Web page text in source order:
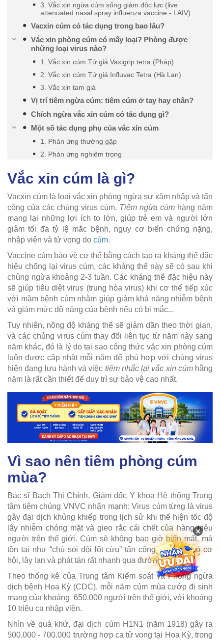
3. Vắc xin ngừa cúm sống giảm độc lực (live
attenuated nasal spray influenza vaccine - LAIV)
Vacxin cúm có tác dụng trong bao lâu?
Vắc xin phòng cúm có mấy loại? Phòng được
những loại virus nào?
1. Vắc xin cúm Tứ giá Vaxigrip tetra (Pháp)
2. Vắc xin cúm Tứ giá Influvac Tetra (Hà Lan)
3. Vắc xin tam giá
Vị trí tiêm ngừa cúm: tiêm cúm ở tay hay chân?
Chích ngừa vắc xin cúm có tác dụng gì?
Một số tác dụng phụ của vắc xin cúm
1. Phản ứng thường gặp
2. Phản ứng nghiêm trọng
Vắc xin cúm là gì?
Vacxin cúm là loại vắc xin phòng ngừa sự xâm nhập và tấn
công của các chủng virus cúm. Tiêm ngừa cúm hàng năm
mang lại những lợi ích to lớn, giúp trẻ em và người lớn
giảm tối đa tỷ lệ mắc bệnh, nguy cơ biến chứng nặng,
nhập viện và tử vong do cúm.
Vaccine cúm bảo vệ cơ thể bằng cách tạo ra kháng thể đặc
hiệu chống lại virus cúm, các kháng thể này sẽ có sau khi
chủng ngừa khoảng 2-3 tuần. Các kháng thể đặc hiệu này
sẽ giúp tiêu diệt virus (trung hòa virus) khi cơ thể tiếp xúc
với mầm bệnh cúm nhằm giúp giảm khả năng nhiễm bệnh
và giảm mức độ nặng của bệnh nếu có bị mắc...
Tuy nhiên, nồng độ kháng thể sẽ giảm dần theo thời gian,
và các chủng virus cúm thay đổi liên tục từ năm này sang
năm khác, đó là lý do tại sao công thức vắc xin phòng cúm
luôn được cập nhật mỗi năm để phù hợp với chủng virus
hiện đang lưu hành và việc tiêm nhắc lại vắc xin cúmhằng
năm là rất cần thiết để duy trì sự bảo vệ cao nhất.
Vì sao nên tiêm phòng cúm
mùa?
Bác sĩ Bạch Thị Chính, Giám đốc Y khoa Hệ thống Trung
tâm tiêm chủng VNVC nhấn mạnh: Virus cúm từng là virus
gây đại dịch khủng khiếp trong lịch sử khi thể hiện tốc độ
lây nhiễm chóng mặt và gieo rắc cái chết của hàng triệu
người trên thế giới. Cúm sẽ không bao giờ biến mất, mà
tồn tại như “chú sói đội lốt cừu” tấn công ngay khi có cơ
hội, lây lan và phát tán rất nhanh qua đường hô hấp.
Theo thống kê của Trung tâm Kiểm soát và Phòng ngừa
dịch bệnh Hoa Kỳ (CDC), mỗi năm cúm mùa cướp đi sinh
mạng của khoảng 650.000 người trên thế giới, với khoảng
10 triệu ca nhập viện.
Nhìn về quá khứ, đại dịch cúm H1N1 (năm 1918) gây ra
500.000 - 700.000 trường hợp ca tử vong tại Hoa Kỳ, trong
×